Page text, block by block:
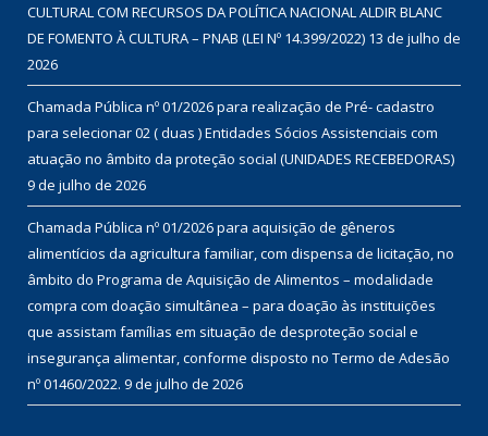
CULTURAL COM RECURSOS DA POLÍTICA NACIONAL ALDIR BLANC
DE FOMENTO À CULTURA – PNAB (LEI Nº 14.399/2022) 13 de julho de
2026
Chamada Pública nº 01/2026 para realização de Pré- cadastro
para selecionar 02 ( duas ) Entidades Sócios Assistenciais com
atuação no âmbito da proteção social (UNIDADES RECEBEDORAS)
9 de julho de 2026
Chamada Pública nº 01/2026 para aquisição de gêneros
alimentícios da agricultura familiar, com dispensa de licitação, no
âmbito do Programa de Aquisição de Alimentos – modalidade
compra com doação simultânea – para doação às instituições
que assistam famílias em situação de desproteção social e
insegurança alimentar, conforme disposto no Termo de Adesão
nº 01460/2022. 9 de julho de 2026